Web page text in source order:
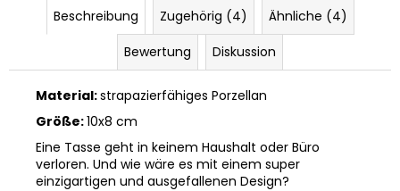
Beschreibung Zugehörig (4)
Ähnliche (4)
Bewertung
Diskussion
Material:strapazierfähiges Porzellan
Größe:10x8 cm
Eine Tasse geht in keinem Haushalt oder Büro
verloren. Und wie wäre es mit einem super
einzigartigen und ausgefallenen Design?